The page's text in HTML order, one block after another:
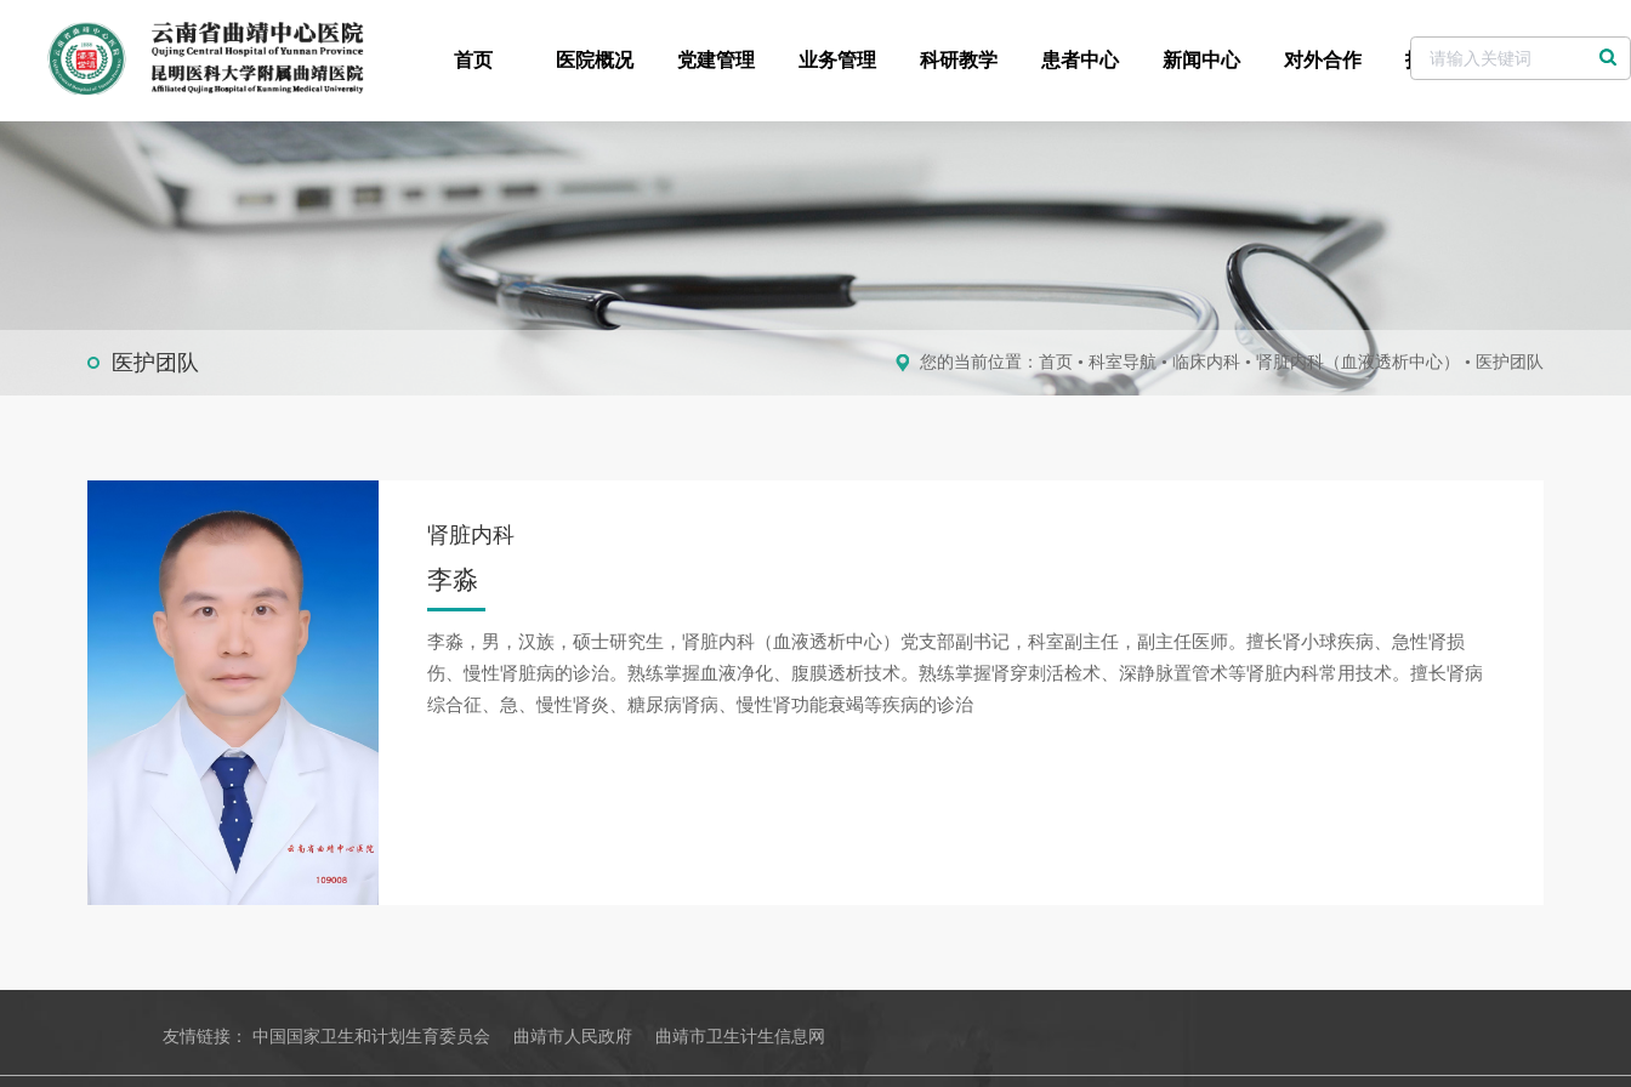
首页 医院概况 党建管理 业务管理 科研教学 患者中心 新闻中心 对外合作 招标采购 党委书记信箱
医护团队 您的当前位置： 首页 • 科室导航•临床内科 • 肾脏内科（血液透析中心） • 医护团队
肾脏内科
李淼
李淼，男，汉族，硕士研究生，肾脏内科（血液透析中心）党支部副书记，科室副主任，副主任医师。擅长肾小球疾病、急性肾损
伤、慢性肾脏病的诊治。熟练掌握血液净化、腹膜透析技术。熟练掌握肾穿刺活检术、深静脉置管术等肾脏内科常用技术。擅长肾病
综合征、急、慢性肾炎、糖尿病肾病、慢性肾功能衰竭等疾病的诊治
友情链接：中国国家卫生和计划生育委员会 曲靖市人民政府 曲靖市卫生计生信息网